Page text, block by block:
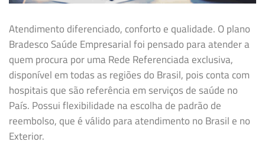
Atendimento diferenciado, conforto e qualidade. O plano
Bradesco Saúde Empresarial foi pensado para atender a
quem procura por uma Rede Referenciada exclusiva,
disponível em todas as regiões do Brasil, pois conta com
hospitais que são referência em serviços de saúde no
País. Possui flexibilidade na escolha de padrão de
reembolso, que é válido para atendimento no Brasil e no
Exterior.